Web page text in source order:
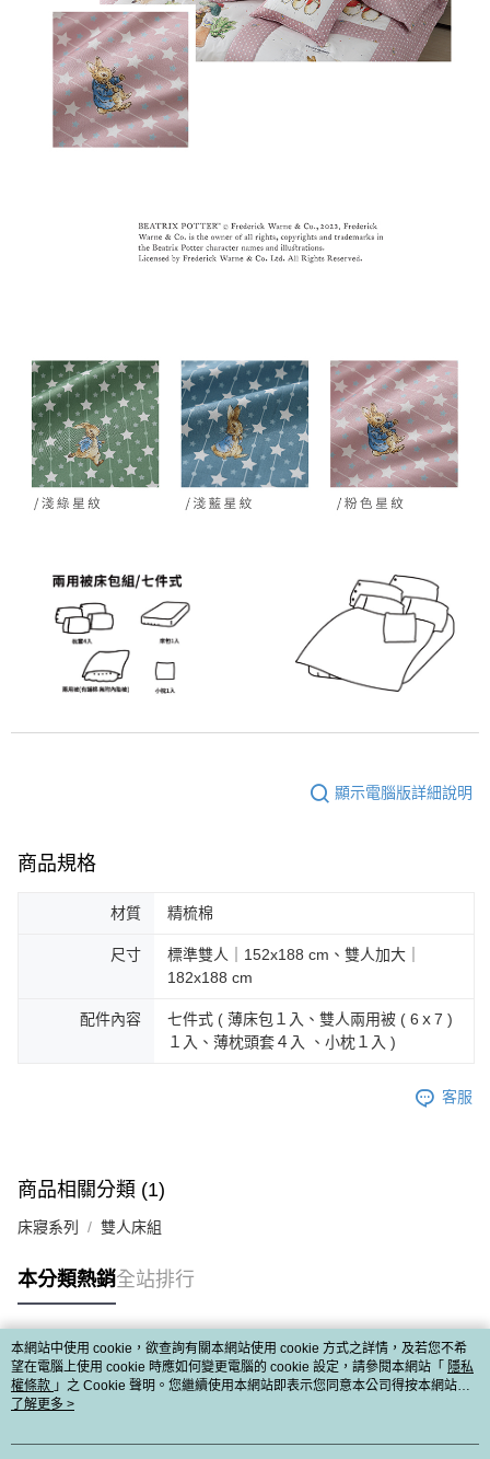
顯示電腦版詳細說明
商品規格
材質 精梳棉
尺寸
標準雙人｜152x188 cm、雙人加大｜
182x188 cm
配件內容
七件式 ( 薄床包１入、雙人兩用被 ( 6ｘ7 )
１入、薄枕頭套４入 、小枕１入 )
客服
商品相關分類 (1)
床寢系列 雙人床組
本分類熱銷全站排行
熱門標籤
本網站中使用 cookie，欲查詢有關本網站使用 cookie 方式之詳情，及若您不希
望在電腦上使用 cookie 時應如何變更電腦的 cookie 設定，請參閱本網站「 隱私
權條款 」之 Cookie 聲明。您繼續使用本網站即表示您同意本公司得按本網站使
用條款之 Cookie 聲明使用 cookie。
了解更多 >